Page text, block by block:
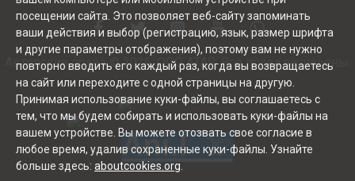
произойти незначительное смешивание видов зерен.
Очень тихая кофемолка
Хотите наслаждаться приготовлением кофе в тишине?
С тихой и особенно быстрой кофемолкой это не
составляет никакого проблема.
Цветной дисплей TFT
Удобство первого класса: цветной дисплей с высоким
разрешением TFT можно легко использовать.
Авторские права © 2026, ООО ATAR, Все права защищены.
посещении сайта. Это позволяет веб-сайту запоминать
ваши действия и выбор (регистрацию, язык, размер шрифта
и другие параметры отображения), поэтому вам не нужно
повторно вводить его каждый раз, когда вы возвращаетесь
на сайт или переходите с одной страницы на другую.
Принимая использование куки-файлы, вы соглашаетесь с
тем, что мы будем собирать и использовать куки-файлы на
вашем устройстве. Вы можете отозвать свое согласие в
любое время, удалив сохраненные куки-файлы. Узнайте
больше здесь: aboutcookies.org